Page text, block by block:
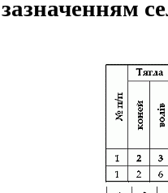
зазначенням